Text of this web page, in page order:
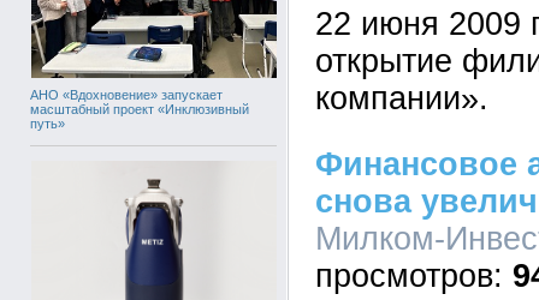
АНО «Вдохновение» запускает
масштабный проект «Инклюзивный
путь»
22 июня 2009
открытие
компании».
Финансовое
снова
Милком-